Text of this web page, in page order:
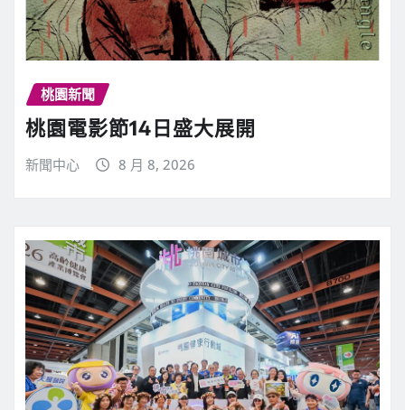
桃園新聞
桃園電影節14日盛大展開
新聞中心 8 月 8, 2026